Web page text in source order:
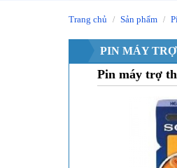
Trang chủ / Sản phẩm /
PIN MÁY
Pin máy trợ